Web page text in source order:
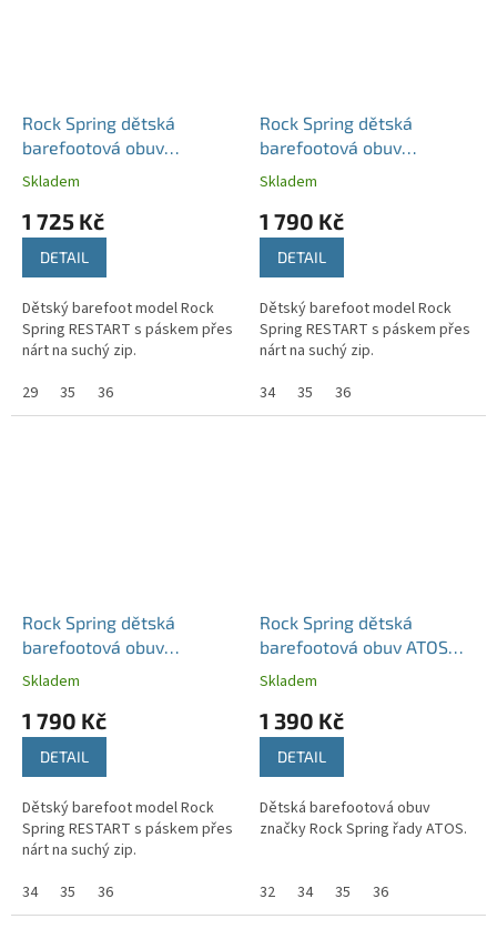
Rock Spring dětská
barefootová obuv
RESTART šedá
Skladem
1 725 Kč
DETAIL
Dětský barefoot model Rock
Spring RESTART s páskem přes
nárt na suchý zip.
29
35 36
Rock Spring dětská
barefootová obuv
RESTART šedá
Skladem
1 790 Kč
DETAIL
Dětský barefoot model Rock
Spring RESTART s páskem přes
nárt na suchý zip.
34
35 36
Rock Spring dětská
barefootová obuv
RESTART khaki
Skladem
1 790 Kč
DETAIL
Dětský barefoot model Rock
Spring RESTART s páskem přes
nárt na suchý zip.
34
35 36
Rock Spring dětská
barefootová obuv ATOS
růžové
Skladem
1 390 Kč
DETAIL
Dětská barefootová obuv
značky Rock Spring řady ATOS.
32 34 35 36